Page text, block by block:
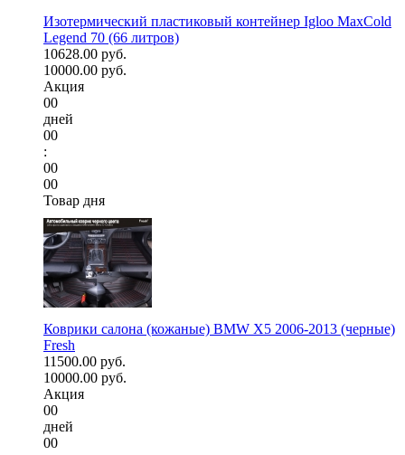
Изотермический пластиковый контейнер Igloo MaxCold
Legend 70 (66 литров)
10628.00 руб.
10000.00 руб.
Акция
00
дней
00
:
00
00
Товар дня
Коврики салона (кожаные) BMW X5 2006-2013 (черные)
Fresh
11500.00 руб.
10000.00 руб.
Акция
00
дней
00